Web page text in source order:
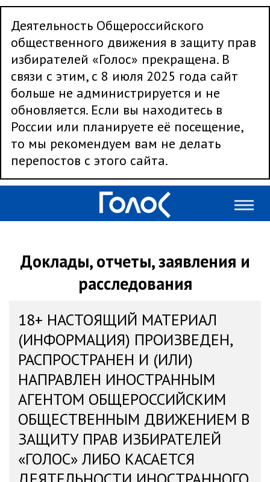
Деятельность Общероссийского
общественного движения в защиту прав
избирателей «Голос» прекращена. В
связи с этим, с 8 июля 2025 года сайт
больше не администрируется и не
обновляется. Если вы находитесь в
России или планируете её посещение,
то мы рекомендуем вам не делать
перепостов с этого сайта.
Доклады, отчеты, заявления и
расследования
18+ НАСТОЯЩИЙ МАТЕРИАЛ
(ИНФОРМАЦИЯ) ПРОИЗВЕДЕН,
РАСПРОСТРАНЕН И (ИЛИ)
НАПРАВЛЕН ИНОСТРАННЫМ
АГЕНТОМ ОБЩЕРОССИЙСКИМ
ОБЩЕСТВЕННЫМ ДВИЖЕНИЕМ В
ЗАЩИТУ ПРАВ ИЗБИРАТЕЛЕЙ
«ГОЛОС» ЛИБО КАСАЕТСЯ